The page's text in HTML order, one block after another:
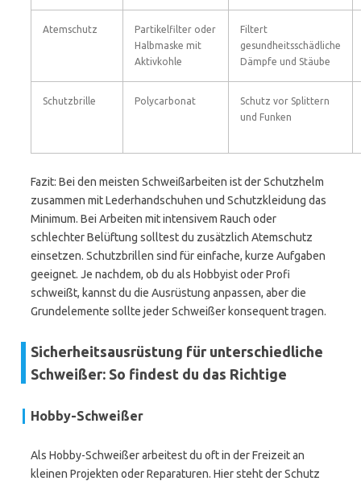
Atemschutz
Partikelfilter oder
Halbmaske mit
Aktivkohle
Filtert
gesundheitsschädliche
Dämpfe und Stäube
Schutzbrille Polycarbonat
Schutz vor Splittern
und Funken
Fazit: Bei den meisten Schweißarbeiten ist der Schutzhelm
zusammen mit Lederhandschuhen und Schutzkleidung das
Minimum. Bei Arbeiten mit intensivem Rauch oder
schlechter Belüftung solltest du zusätzlich Atemschutz
einsetzen. Schutzbrillen sind für einfache, kurze Aufgaben
geeignet. Je nachdem, ob du als Hobbyist oder Profi
schweißt, kannst du die Ausrüstung anpassen, aber die
Grundelemente sollte jeder Schweißer konsequent tragen.
Sicherheitsausrüstung für unterschiedliche
Schweißer: So findest du das Richtige
Hobby-Schweißer
Als Hobby-Schweißer arbeitest du oft in der Freizeit an
kleinen Projekten oder Reparaturen. Hier steht der Schutz